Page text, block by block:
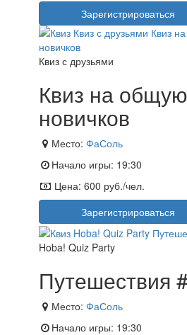
Зарегистрироваться
Квиз с друзьями
Квиз на
новичков
Место: ФаСоль
Начало игры: 19:30
Цена: 600 руб./чел.
Зарегистрироваться
Hoba! Quiz Party
Путешествия
Место: ФаСоль
Начало игры: 19:30